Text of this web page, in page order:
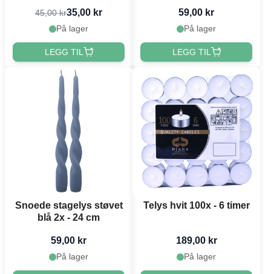
45,00 kr35,00 kr
På lager
LEGG TIL
59,00 kr
På lager
LEGG TIL
Snoede stagelys støvet
blå 2x - 24 cm
59,00 kr
På lager
Telys hvit 100x - 6 timer
189,00 kr
På lager